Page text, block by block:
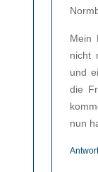
Mein
nicht
und
die
nun